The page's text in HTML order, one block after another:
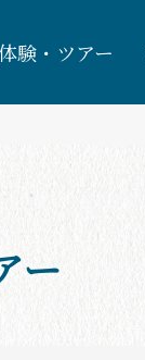
験・ツアー
ー